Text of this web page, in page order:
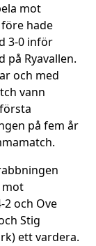
mot
före hade
3-0 inför
på Ryavallen.
och med
vann
på fem år
mot
2 och Ove
Stig
ett vardera.